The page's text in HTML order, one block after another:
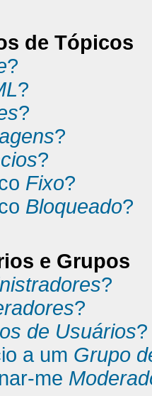
de Tópicos
?
?
?
?
?
Fixo?
Bloqueado?
e Grupos
?
?
de Usuários?
a um Grupo
me